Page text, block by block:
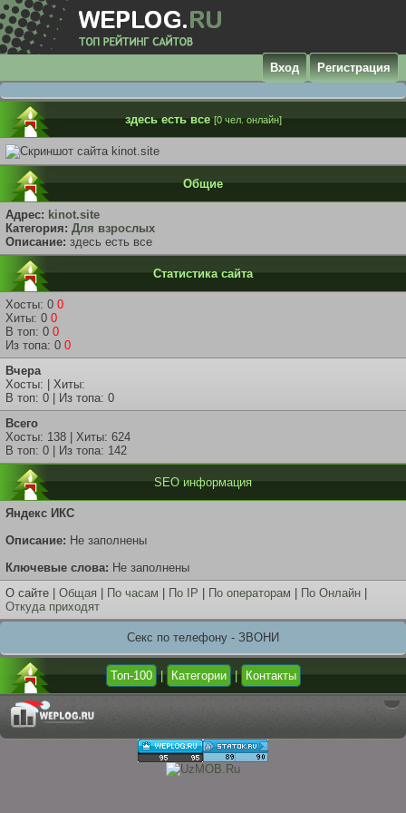
Вход Регистрация
здесь есть все [0 чел. онлайн]
Общие
Адрес: kinot.site
Категория: Для взрослых
Описание: здесь есть все
Статистика сайта
Хосты: 0 0
Хиты: 0 0
В топ: 0 0
Из топа: 0 0
Вчера
Хосты: | Хиты:
В топ: 0 | Из топа: 0
Всего
Хосты: 138 | Хиты: 624
В топ: 0 | Из топа: 142
SEO информация
Яндекс ИКС
Описание: Не заполнены
Ключевые слова: Не заполнены
О сайте | Общая | По часам | По IP | По операторам | По Онлайн |
Откуда приходят
Секс по телефону - ЗВОНИ
Топ-100 | Категории | Контакты